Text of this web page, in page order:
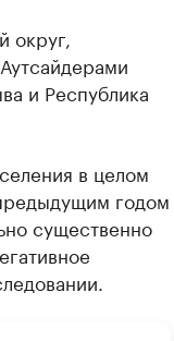
округ,
и Республика
в целом
годом
существенно